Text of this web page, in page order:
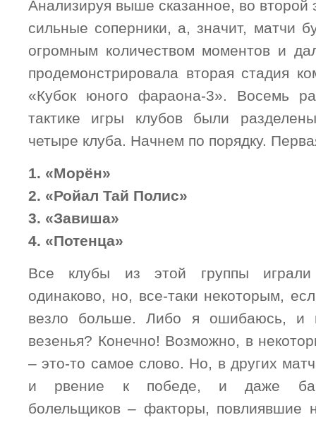
Анализируя выше сказанное, во
сильные соперники, а, значит, матчи
огромным количеством моментов и
продемонстрировала вторая стадия
«Кубок юного фараона-3». Восемь
тактике игры клубов были
четыре клуба. Начнем по порядку.
1. «Морён»
2. «Ройал Тай Полис»
3. «Завиша»
4. «Потенца»
Все клубы из этой группы
одинаково, но, все-таки некоторым,
везло больше. Либо я ошибаюсь, и
везенья? Конечно! Возможно, в
– это-то самое слово. Но, в других
и рвение к победе, и даже
болельщиков – факторы, повлиявшие